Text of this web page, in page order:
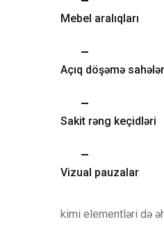
Mebel aralıqları
Açıq döşəmə
Sakit rəng keçidləri
Vizual pauzalar
kimi elementləri də